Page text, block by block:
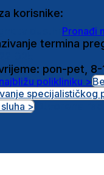
korisnike:
Pronađi
termina
pon-pet, 8-
polikliniku >
specijalističkog
>